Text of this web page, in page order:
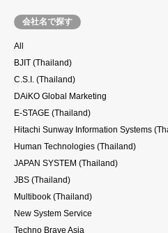
会社名で探す
All
BJIT (Thailand)
C.S.I. (Thailand)
DAiKO Global Marketing
E-STAGE (Thailand)
Hitachi Sunway Information Systems
Human Technologies (Thailand)
JAPAN SYSTEM (Thailand)
JBS (Thailand)
Multibook (Thailand)
New System Service
Techno Brave Asia